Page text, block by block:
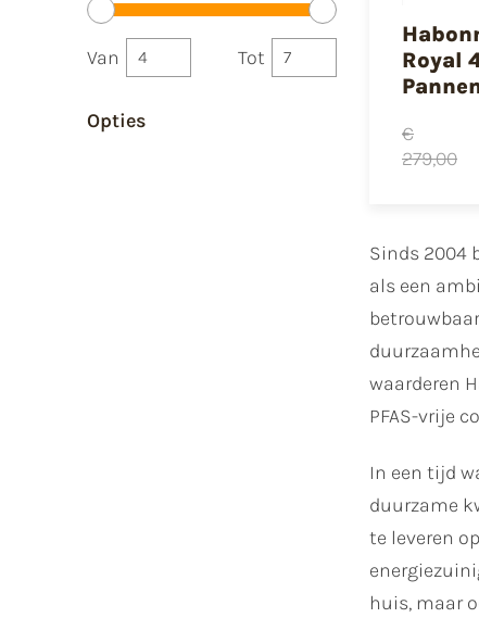
Van Tot
Opties
Royal
€
279,00
Sinds 2004
als een
waarderen
PFAS-vrije
In een tijd
duurzame
te leveren
huis, maar